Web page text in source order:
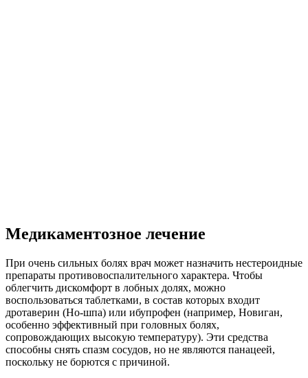
Медикаментозное лечение
При очень сильных болях врач может назначить нестероидные
препараты противовоспалительного характера. Чтобы
облегчить дискомфорт в лобных долях, можно
воспользоваться таблетками, в состав которых входит
дротаверин (Но-шпа) или ибупрофен (например, Новиган,
особенно эффективный при головных болях,
сопровождающих высокую температуру). Эти средства
способны снять спазм сосудов, но не являются панацеей,
поскольку не борются с причиной.